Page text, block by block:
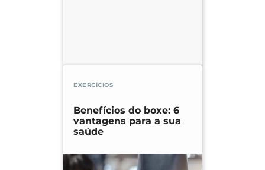
EXERCÍCIOS
Benefícios do boxe: 6
vantagens para a sua
saúde